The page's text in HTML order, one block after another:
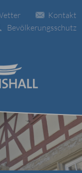
Kontakt
Bevölkerungsschutz